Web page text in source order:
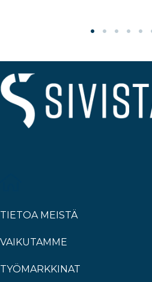
TIETOA MEISTÄ
VAIKUTAMME
TYÖMARKKINAT